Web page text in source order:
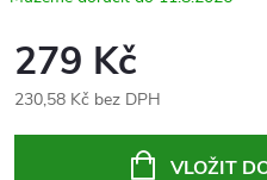
279 Kč
230,58 Kč bez DPH
VLOŽIT